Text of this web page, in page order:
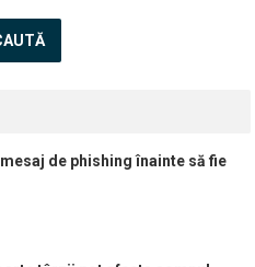
de phishing înainte să fie